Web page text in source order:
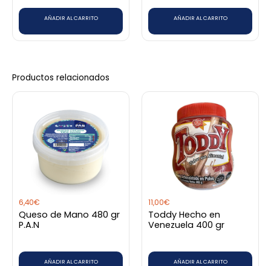
AÑADIR AL CARRITO AÑADIR AL CARRITO
Productos relacionados
6,40€
Queso de Mano 480 gr
P.A.N
AÑADIR AL CARRITO
11,00€
Toddy Hecho en
Venezuela 400 gr
AÑADIR AL CARRITO